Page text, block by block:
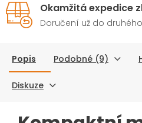
Okamžitá expedice
Doručení už do
Popis Podobné (9)
Diskuze